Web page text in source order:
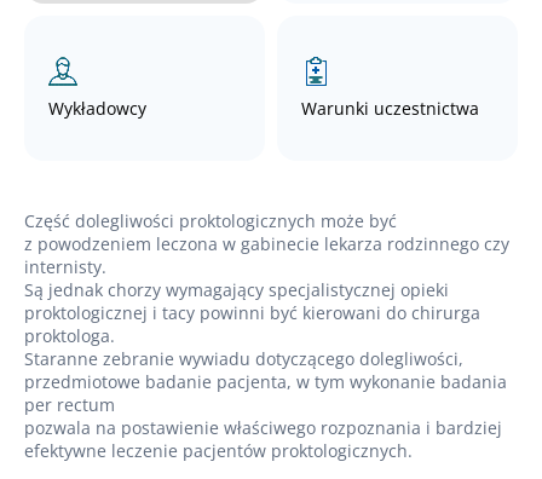
Wykładowcy Warunki uczestnictwa
Część dolegliwości proktologicznych może być
z powodzeniem leczona w gabinecie lekarza rodzinnego czy
internisty.
Są jednak chorzy wymagający specjalistycznej opieki
proktologicznej i tacy powinni być kierowani do chirurga
proktologa.
Staranne zebranie wywiadu dotyczącego dolegliwości,
przedmiotowe badanie pacjenta, w tym wykonanie badania
per rectum
pozwala na postawienie właściwego rozpoznania i bardziej
efektywne leczenie pacjentów proktologicznych.